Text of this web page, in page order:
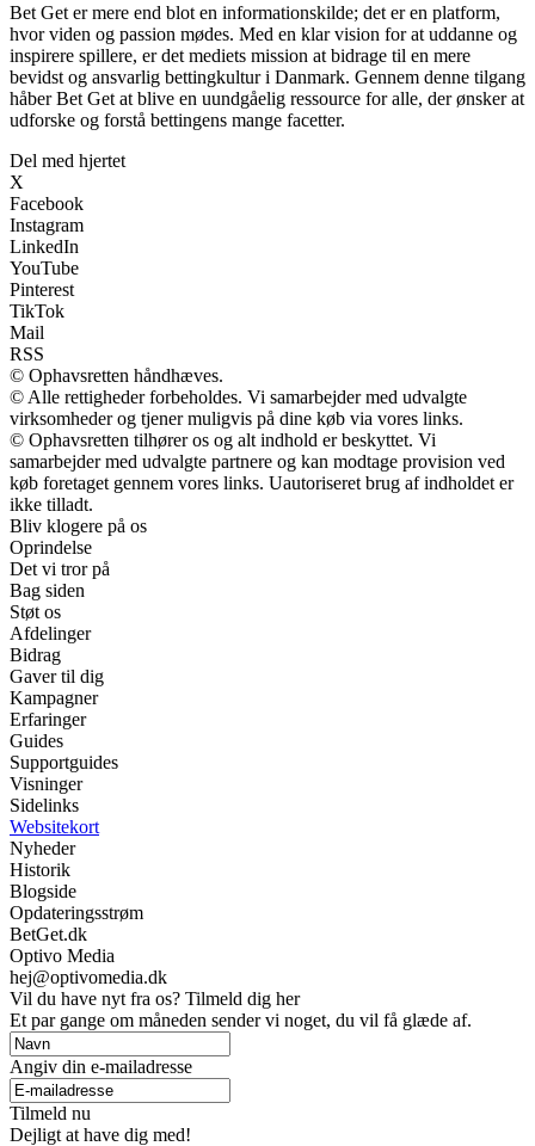
Bet Get er mere end blot en informationskilde; det er en platform,
hvor viden og passion mødes. Med en klar vision for at uddanne og
inspirere spillere, er det mediets mission at bidrage til en mere
bevidst og ansvarlig bettingkultur i Danmark. Gennem denne tilgang
håber Bet Get at blive en uundgåelig ressource for alle, der ønsker at
udforske og forstå bettingens mange facetter.
Del med hjertet
X
Facebook
Instagram
LinkedIn
YouTube
Pinterest
TikTok
Mail
RSS
© Ophavsretten håndhæves.
© Alle rettigheder forbeholdes. Vi samarbejder med udvalgte
virksomheder og tjener muligvis på dine køb via vores links.
© Ophavsretten tilhører os og alt indhold er beskyttet. Vi
samarbejder med udvalgte partnere og kan modtage provision ved
køb foretaget gennem vores links. Uautoriseret brug af indholdet er
ikke tilladt.
Bliv klogere på os
Oprindelse
Det vi tror på
Bag siden
Støt os
Afdelinger
Bidrag
Gaver til dig
Kampagner
Erfaringer
Guides
Supportguides
Visninger
Sidelinks
Websitekort
Nyheder
Historik
Blogside
Opdateringsstrøm
BetGet.dk
Optivo Media
hej@optivomedia.dk
Vil du have nyt fra os? Tilmeld dig her
Et par gange om måneden sender vi noget, du vil få glæde af.
Angiv din e-mailadresse
Tilmeld nu
Dejligt at have dig med!